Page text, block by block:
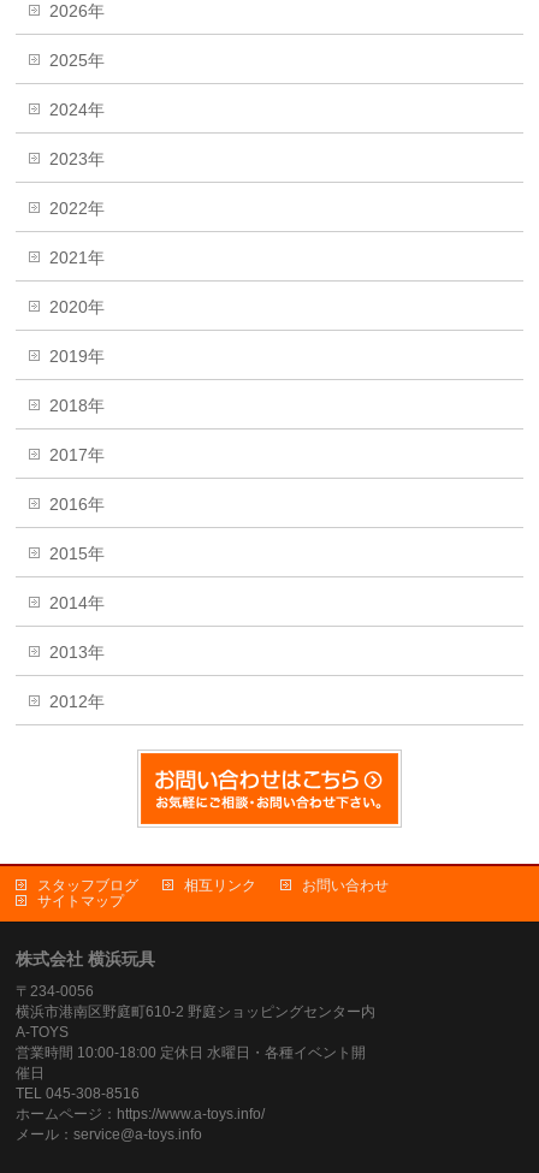
2026年
2025年
2024年
2023年
2022年
2021年
2020年
2019年
2018年
2017年
2016年
2015年
2014年
2013年
2012年
スタッフブログ 相互リンク
お問い合わせ
サイトマップ
株式会社 横浜玩具
〒234-0056
横浜市港南区野庭町610-2 野庭ショッピングセンター内
A-TOYS
営業時間 10:00-18:00 定休日 水曜日・各種イベント開
催日
TEL 045-308-8516
ホームページ：https://www.a-toys.info/
メール：service@a-toys.info